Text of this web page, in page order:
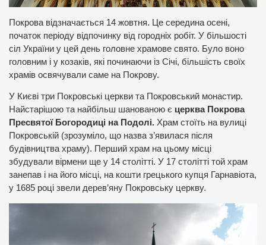
Покрова відзначається 14 жовтня. Це середина осені,
початок періоду відпочинку від городніх робіт. У більшості
сіл України у цей день головне храмове свято. Було воно
головним і у козаків, які починаючи із Січі, більшість своїх
храмів освячували саме на Покрову.
У Києві три Покровські церкви та Покровський монастир.
Найстарішою та найбільш шанованою є церква Покрова
Пресвятої Богородиці на Подолі. Храм стоїть на вулиці
Покровській (зрозуміло, що назва з’явилася після
будівництва храму). Перший храм на цьому місці
збудували вірмени ще у 14 столітті. У 17 столітті той храм
занепав і на його місці, на кошти грецького купця Гарнавіота,
у 1685 році звели дерев’яну Покровську церкву.